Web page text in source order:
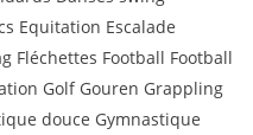
Equitation Escalade
Fléchettes Football Football
Golf Gouren Grappling
douce Gymnastique